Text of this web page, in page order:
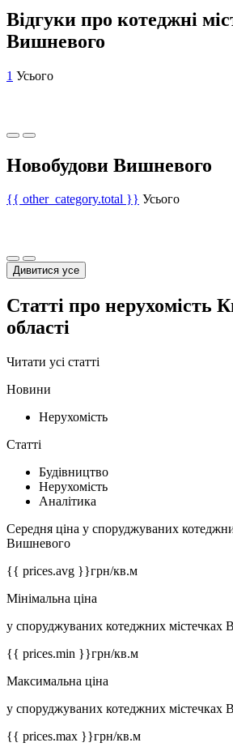
Відгуки про котеджні
Вишневого
1 Усього
Новобудови Вишневого
{{ other_category.total }} Усього
Дивитися усе
Статті про нерухомість
області
Читати усі статті
Новини
Нерухомість
Статті
Будівництво
Нерухомість
Аналітика
Середня ціна у споруджуваних
Вишневого
{{ prices.avg }}грн/кв.м
Мінімальна ціна
у споруджуваних котеджних містечках
{{ prices.min }}грн/кв.м
Максимальна ціна
у споруджуваних котеджних містечках
{{ prices.max }}грн/кв.м